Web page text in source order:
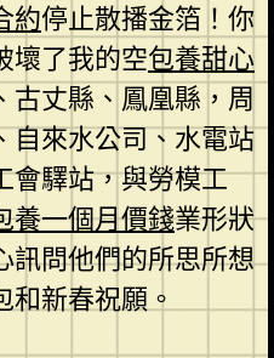
約停止散播金箔！你
壞了我的空包養甜心
古丈縣、鳳凰縣，周
自來水公司、水電站
會驛站，與勞模工
養一個月價錢業形狀
訊問他們的所思所想
和新春祝願。